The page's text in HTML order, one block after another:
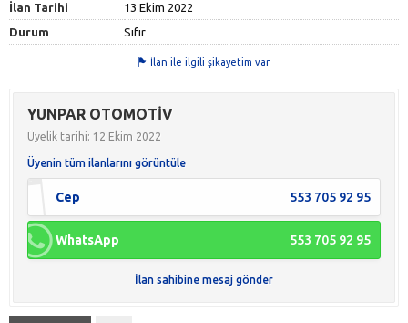
İlan Tarihi
13 Ekim 2022
Durum
Sıfır
İlan ile ilgili şikayetim var
YUNPAR OTOMOTİV
Üyelik tarihi: 12 Ekim 2022
Üyenin tüm ilanlarını görüntüle
Cep 553 705 92 95
WhatsApp 553 705 92 95
İlan sahibine mesaj gönder